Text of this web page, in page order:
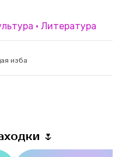
Литература
изба
🌷